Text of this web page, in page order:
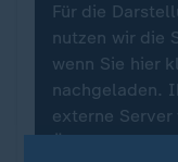
Für die
nutzen wir die
wenn Sie hier
nachgeladen.
externe Server
Über den